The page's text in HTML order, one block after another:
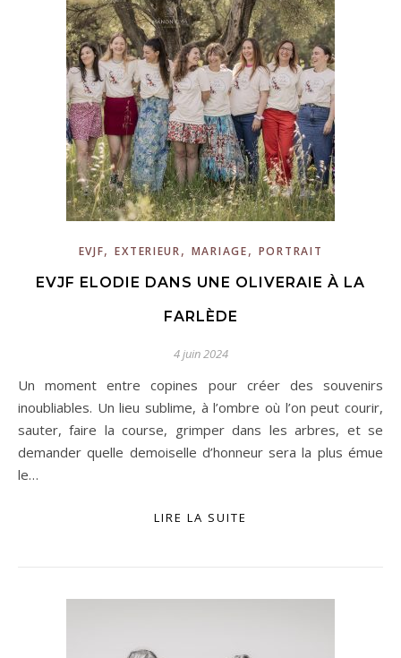
EVJF,EXTERIEUR, MARIAGE, PORTRAIT
EVJF ELODIE DANS UNE OLIVERAIE À LA
FARLÈDE
4 juin 2024
Un moment entre copines pour créer des souvenirs
inoubliables. Un lieu sublime, à l’ombre où l’on peut courir,
sauter, faire la course, grimper dans les arbres, et se
demander quelle demoiselle d’honneur sera la plus émue
le…
LIRE LA SUITE